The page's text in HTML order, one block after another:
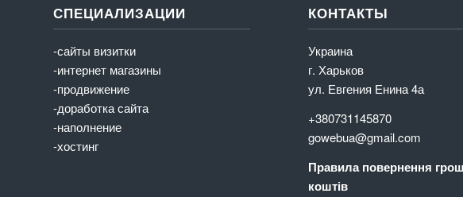
СПЕЦИАЛИЗАЦИИ
-сайты визитки
-интернет магазины
-продвижение
-доработка сайта
-наполнение
-хостинг
КОНТАКТЫ
Украина
г. Харьков
ул. Евгения Енина 4а
+380731145870
gowebua@gmail.com
Правила повернення
коштів